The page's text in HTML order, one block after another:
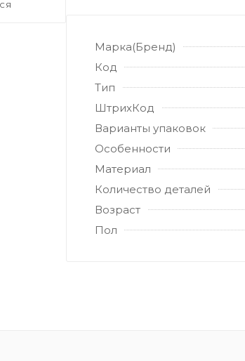
Марка(Бренд)
Код
Тип
ШтрихКод
Варианты упаковок
Особенности
Материал
Количество деталей
Возраст
Пол